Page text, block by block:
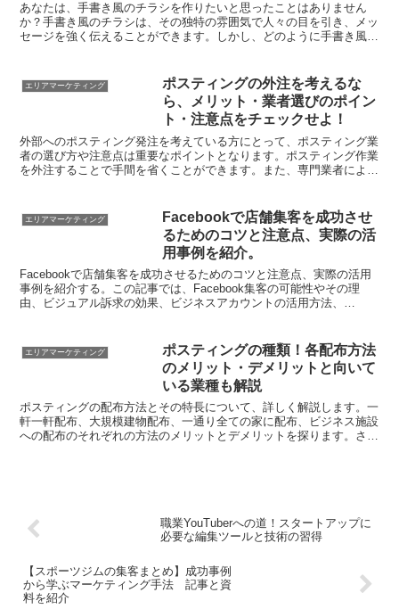
あなたは、手書き風のチラシを作りたいと思ったことはありません
か？手書き風のチラシは、その独特の雰囲気で人々の目を引き、メッ
セージを強く伝えることができます。しかし、どのように手書き風の
エリアマーケティング
ポスティングの外注を考えるな
ら、メリット・業者選びのポイン
ト・注意点をチェックせよ！
外部へのポスティング発注を考えている方にとって、ポスティング業
者の選び方や注意点は重要なポイントとなります。ポスティング作業
を外注することで手間を省くことができます。また、専門業者による
エリアマーケティング
Facebookで店舗集客を成功させ
るためのコツと注意点、実際の活
用事例を紹介。
Facebookで店舗集客を成功させるためのコツと注意点、実際の活用
事例を紹介する。この記事では、Facebook集客の可能性やその理
由、ビジュアル訴求の効果、ビジネスアカウントの活用方法、
エリアマーケティング
ポスティングの種類！各配布方法
のメリット・デメリットと向いて
いる業種も解説
ポスティングの配布方法とその特長について、詳しく解説します。一
軒一軒配布、大規模建物配布、一通り全ての家に配布、ビジネス施設
への配布のそれぞれの方法のメリットとデメリットを探ります。さら
職業YouTuberへの道！スタートアップに
必要な編集ツールと技術の習得
【スポーツジムの集客まとめ】成功事例
から学ぶマーケティング手法 記事と資
料を紹介